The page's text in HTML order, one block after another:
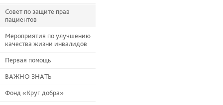
Совет по защите прав
пациентов
Мероприятия по улучшению
качества жизни инвалидов
Первая помощь
ВАЖНО ЗНАТЬ
Фонд «Круг добра»